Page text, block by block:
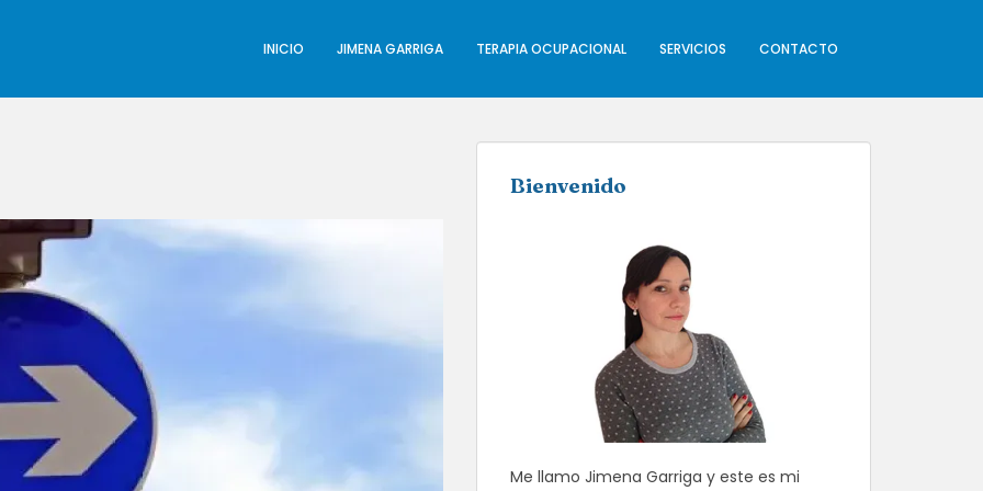
INICIO JIMENA GARRIGA TERAPIA OCUPACIONAL SERVICIOS CONTACTO
Bienvenido
Me llamo Jimena Garriga y este es mi